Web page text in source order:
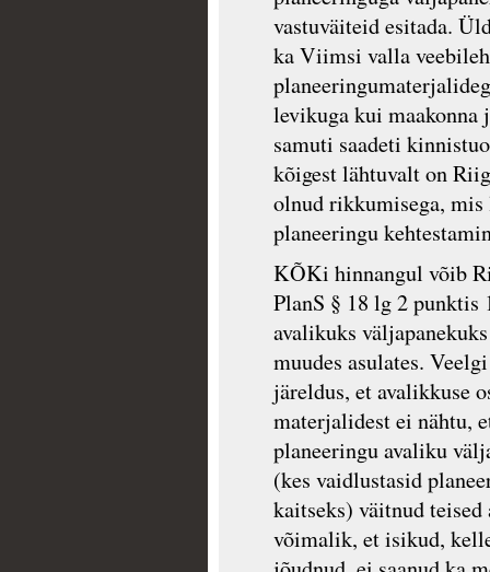
vastuväiteid esitada.
ka Viimsi valla
levikuga kui maakonna
samuti saadeti
kõigest lähtuvalt on
olnud rikkumisega,
planeeringu
KÕKi hinnangul võib
PlanS § 18 lg 2 punktis
avalikuks
muudes asulates.
järeldus, et avalikkuse
materjalidest ei nähtu,
planeeringu avaliku
(kes vaidlustasid
kaitseks) väitnud teised
võimalik, et isikud,